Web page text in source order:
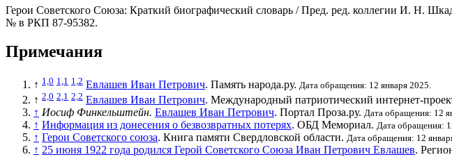
Герои Советского Союза: Краткий биографический словарь / Пред. ред. коллегии И. Н.
№ в РКП 87-95382.
Примечания
↑ 1,0 1,1 1,2 Евлашев Иван Петрович. Память народа.ру. Дата обращения: 12 января 2025.
↑ 2,0 2,1 2,2 Евлашев Иван Петрович. Международный патриотический интернет-
↑ Иосиф Финкельштейн. Евлашев Иван Петрович. Портал Проза.ру. Дата обращения: 12
↑ Информация из донесения о безвозвратных потерях. ОБД Мемориал. Дата обращения:
↑ Герои Советского союза. Книга памяти Свердловской области. Дата обращения: 12
↑ 25 июня 1922 года родился Герой Советского Союза Иван Петрович Евлашев.